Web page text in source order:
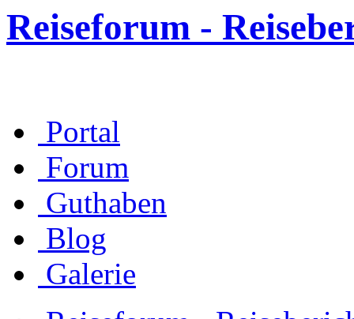
Reiseforum -
Portal
Forum
Guthaben
Blog
Galerie